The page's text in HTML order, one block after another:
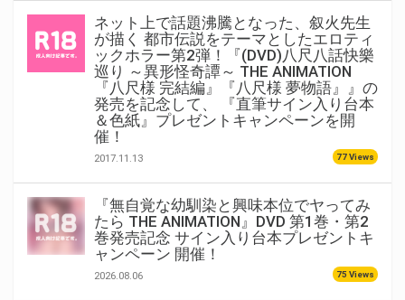
ネット上で話題沸騰となった、叙火先生
が描く 都市伝説をテーマとしたエロティ
ックホラー第2弾！『(DVD)八尺八話快樂
巡り ～異形怪奇譚～ THE ANIMATION
『八尺様 完結編』『八尺様 夢物語』』の
発売を記念して、 『直筆サイン入り台本
＆色紙』プレゼントキャンペーンを開
催！
2017.11.13 77 Views
『無自覚な幼馴染と興味本位でヤってみ
たら THE ANIMATION』DVD 第1巻・第2
巻発売記念 サイン入り台本プレゼントキ
ャンペーン 開催！
2026.08.06 75 Views